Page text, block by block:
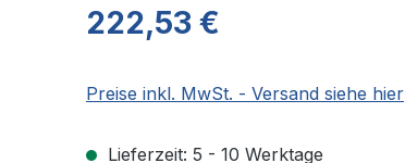
Regulärer Preis:
222,53 €
Preise inkl. MwSt. - Versand siehe hier
Lieferzeit: 5 - 10 Werktage